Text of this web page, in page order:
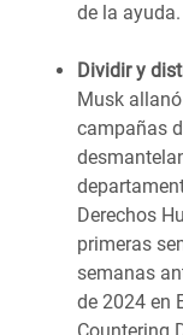
de la ayuda.
Dividir y
Musk
campañas
Derechos
primeras
semanas
de 2024 en